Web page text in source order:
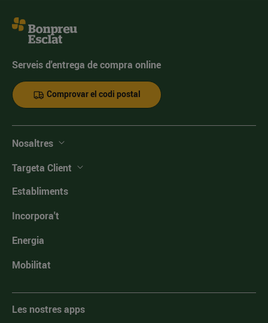
Serveis d'entrega de compra online
Comprovar el codi postal
Nosaltres
Targeta Client
Establiments
Incorpora't
Energia
Mobilitat
Les nostres apps